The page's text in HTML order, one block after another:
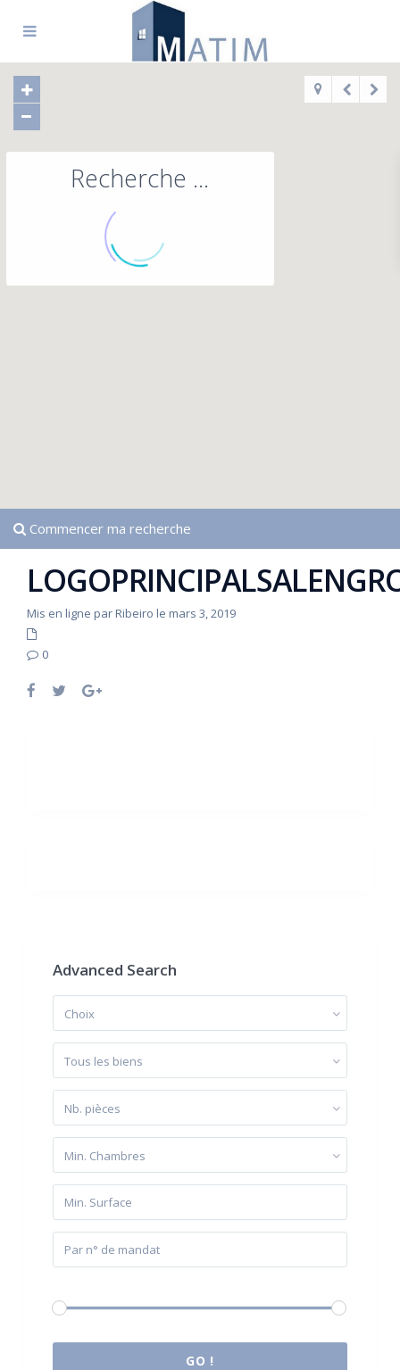
Recherche ...
Commencer ma recherche
Mis en ligne par Ribeiro le mars 3, 2019
0
Advanced Search
Choix
Tous les biens
Nb. pièces
Min. Chambres
GO !